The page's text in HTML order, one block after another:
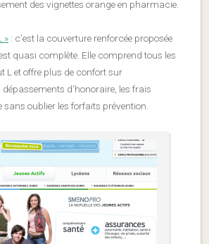
des vignettes orange en pharmacie.
» : c’est la couverture renforcée proposée
quasi complète. Elle comprend tous les
L et offre plus de confort sur
dépassements d’honoraire, les frais
sans oublier les forfaits prévention.